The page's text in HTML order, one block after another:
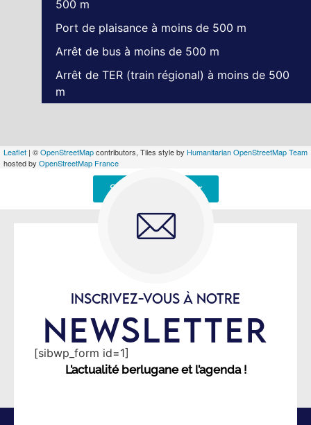
Leaflet | ©OpenStreetMapcontributors, Tiles style by Humanitarian OpenStreetMap Team
hosted by OpenStreetMap France
500 m
Port de plaisance à moins de 500 m
Arrêt de bus à moins de 500 m
Arrêt de TER (train régional) à moins de 500
m
Signaler une erreur
INSCRIVEZ-VOUS À NOTRE
NEWSLETTER
[sibwp_form id=1]
L’actualité berlugane et l’agenda !